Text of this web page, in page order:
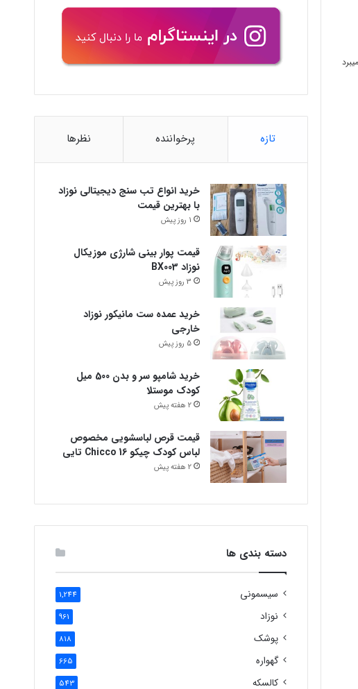
تازه پرخواننده نظرها
خرید انواع تب سنج دیجیتالی نوزاد
با بهترین قیمت
1 روز پیش
قیمت پوار بینی شارژی موزیکال
نوزاد BX003
3 روز پیش
خرید عمده ست مانیکور نوزاد
خارجی
5 روز پیش
خرید شامپو سر و بدن 500 میل
کودک موستلا
2 هفته پیش
قیمت قرص لباسشویی مخصوص
لباس کودک چیکو Chicco 16 تایی
2 هفته پیش
دسته بندی ها
سیسمونی 1,244
نوزاد 961
پوشک 818
گهواره 665
کالسکه 543